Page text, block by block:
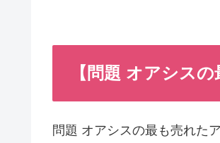
【問題 オアシス
問題 オアシスの最も売れた